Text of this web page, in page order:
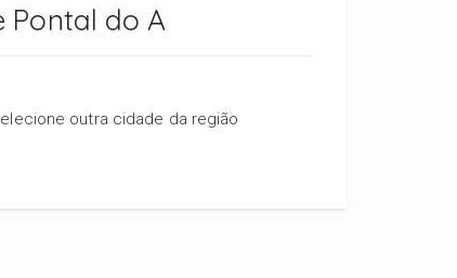
Pontal do A
outra cidade da região